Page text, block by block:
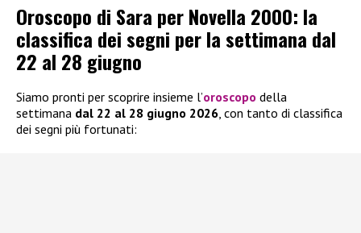
Oroscopo di Sara per Novella 2000: la
classifica dei segni per la settimana dal
22 al 28 giugno
Siamo pronti per scoprire insieme l’oroscopo della
settimana dal 22 al 28 giugno 2026 , con tanto di classifica
dei segni più fortunati: